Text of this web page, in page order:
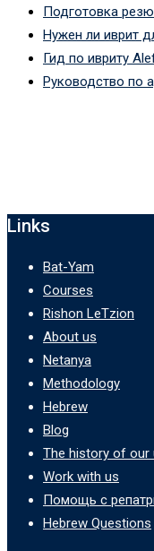
Подготовка
Нужен ли иврит
Гид по ивриту
Руководство по
Links
Bat-Yam
Courses
Rishon LeTzion
About us
Netanya
Methodology
Hebrew
Blog
The history of our
Work with us
Помощь с
Hebrew Questions